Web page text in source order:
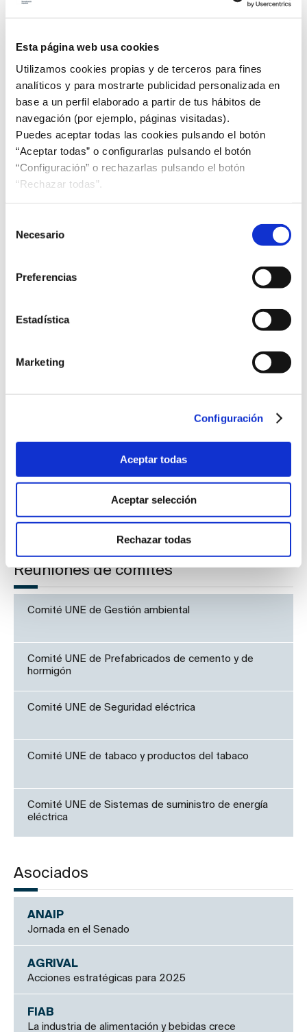
Esta página web usa cookies
Utilizamos cookies propias y de terceros para fines
analíticos y para mostrarte publicidad personalizada en
base a un perfil elaborado a partir de tus hábitos de
navegación (por ejemplo, páginas visitadas).
Puedes aceptar todas las cookies pulsando el botón
“Aceptar todas” o configurarlas pulsando el botón
“Configuración” o rechazarlas pulsando el botón
“Rechazar todas”.
Necesario
Preferencias
Estadística
Marketing
Configuración
Aceptar todas
Aceptar selección
Rechazar todas
Novedades de la Norma ISO de Auditorías de
Día académico de estandarización en España
Reuniones de comités
Comité UNE de Gestión ambiental
Comité UNE de Prefabricados de cemento y de
hormigón
Comité UNE de Seguridad eléctrica
Comité UNE de tabaco y productos del tabaco
Comité UNE de Sistemas de suministro de energía
eléctrica
Asociados
ANAIP
Jornada en el Senado
AGRIVAL
Acciones estratégicas para 2025
FIAB
La industria de alimentación y bebidas crece